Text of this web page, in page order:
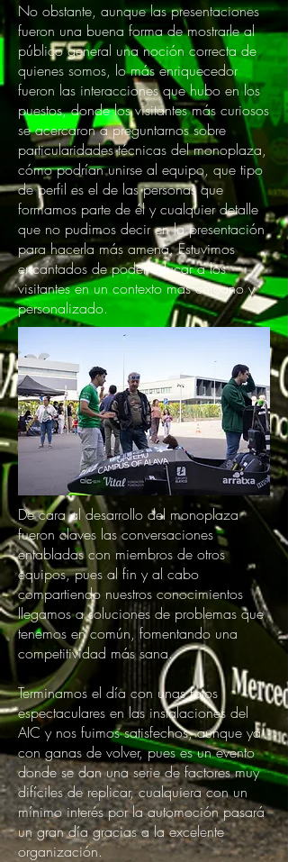
No obstante, aunque las presentaciones
fueron una buena forma de mostrarle al
público general una noción correcta de
quienes somos, lo más enriquecedor
fueron las interacciones que hubo en los
puestos, donde los visitantes más curiosos
se acercaron a preguntarnos sobre
particularidades técnicas del monoplaza,
cómo podrían unirse al equipo, que tipo
de perfil es el de las personas que
formamos parte de él y cualquier detalle
que no pudimos decir en la presentación
para hacerla más amena. Estuvimos
encantados de poder educar a los
visitantes en un contexto más cercano y
personalizado.
De cara al desarrollo del monoplaza
fueron claves las conversaciones
entabladas con miembros de otros
equipos, pues al fin y al cabo
compartiendo nuestros conocimientos
llegamos a soluciones de problemas que
tenemos en común, fomentando una
competitividad más sana.
Terminamos el día con unas fotos
espectaculares en las instalaciones del
AIC y nos fuimos satisfechos, aunque ya
con ganas de volver, pues es un evento
donde se dan una serie de factores muy
difíciles de replicar, cualquiera con un
mínimo interés por la automoción pasará
un gran día gracias a la excelente
organización.